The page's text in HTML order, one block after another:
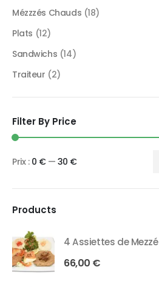
Mézzzés Chauds (18)
Plats (12)
Sandwichs (14)
Traiteur (2)
Filter By Price
Prix : 0 €— 30 €
Products
4 Assiettes de Mezzé
66,00 €